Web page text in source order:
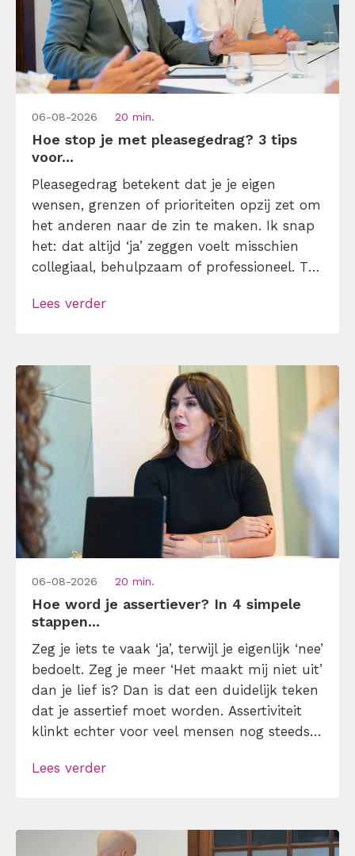
06-08-2026 20 min.
Hoe stop je met pleasegedrag? 3 tips
voor...
Pleasegedrag betekent dat je je eigen
wensen, grenzen of prioriteiten opzij zet om
het anderen naar de zin te maken. Ik snap
het: dat altijd ‘ja’ zeggen voelt misschien
collegiaal, behulpzaam of professioneel. Tot
andermans prioriteiten en je eigen werk
[…]
Lees verder
06-08-2026 20 min.
Hoe word je assertiever? In 4 simpele
stappen...
Zeg je iets te vaak ‘ja’, terwijl je eigenlijk ‘nee’
bedoelt. Zeg je meer ‘Het maakt mij niet uit’
dan je lief is? Dan is dat een duidelijk teken
dat je assertief moet worden. Assertiviteit
klinkt echter voor veel mensen nog steeds
maar dat is niet zo. Assertiviteit draait juist
Lees verder